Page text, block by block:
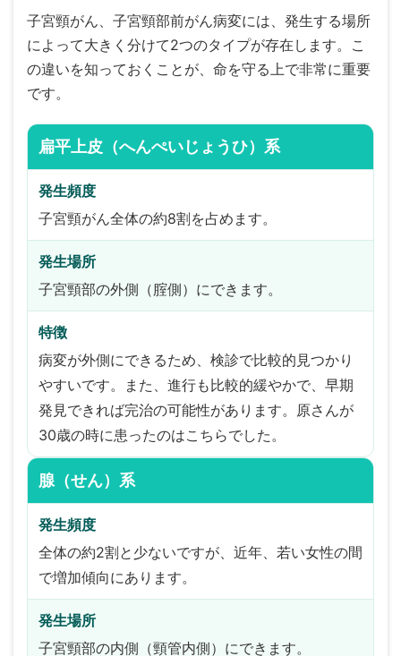
子宮頸がん、子宮頸部前がん病変には、発生する場所
によって大きく分けて2つのタイプが存在します。こ
の違いを知っておくことが、命を守る上で非常に重要
です。
扁平上皮（へんぺいじょうひ）系
発生頻度
子宮頸がん全体の約8割を占めます。
発生場所
子宮頸部の外側（腟側）にできます。
特徴
病変が外側にできるため、検診で比較的見つかり
やすいです。また、進行も比較的緩やかで、早期
発見できれば完治の可能性があります。原さんが
30歳の時に患ったのはこちらでした。
腺（せん）系
発生頻度
全体の約2割と少ないですが、近年、若い女性の間
で増加傾向にあります。
発生場所
子宮頸部の内側（頸管内側）にできます。